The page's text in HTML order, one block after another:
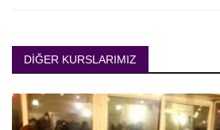
DIĞER KURSLARIMIZ